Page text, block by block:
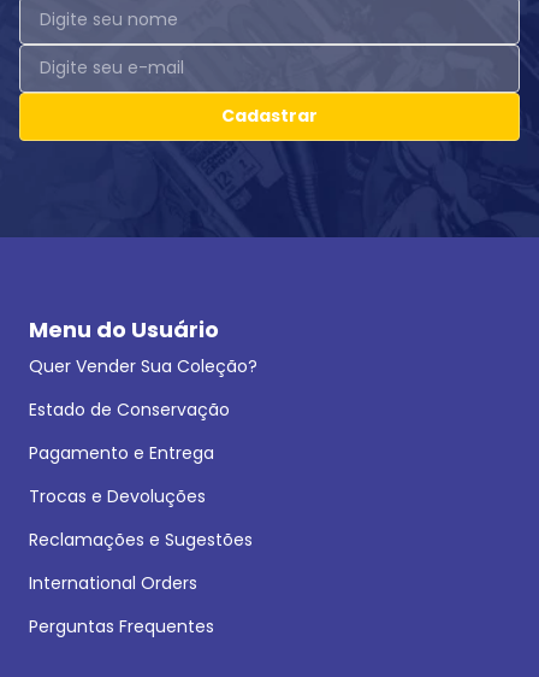
Cadastrar
Menu do Usuário
Quer Vender Sua Coleção?
Estado de Conservação
Pagamento e Entrega
Trocas e Devoluções
Reclamações e Sugestões
International Orders
Perguntas Frequentes